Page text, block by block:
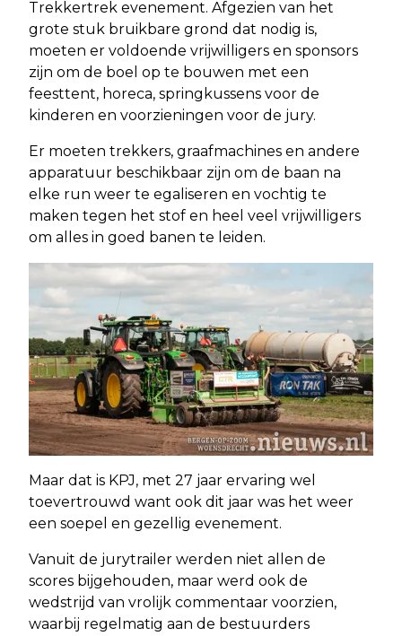
Trekkertrek evenement. Afgezien van het
grote stuk bruikbare grond dat nodig is,
moeten er voldoende vrijwilligers en sponsors
zijn om de boel op te bouwen met een
feesttent, horeca, springkussens voor de
kinderen en voorzieningen voor de jury.
Er moeten trekkers, graafmachines en andere
apparatuur beschikbaar zijn om de baan na
elke run weer te egaliseren en vochtig te
maken tegen het stof en heel veel vrijwilligers
om alles in goed banen te leiden.
Maar dat is KPJ, met 27 jaar ervaring wel
toevertrouwd want ook dit jaar was het weer
een soepel en gezellig evenement.
Vanuit de jurytrailer werden niet allen de
scores bijgehouden, maar werd ook de
wedstrijd van vrolijk commentaar voorzien,
waarbij regelmatig aan de bestuurders